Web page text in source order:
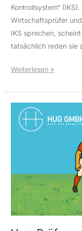
Kontrollsystem“
Wirtschaftsprüfer
IKS sprechen,
tatsächlich reden sie
Weiterlesen »
Vom
Prüfen